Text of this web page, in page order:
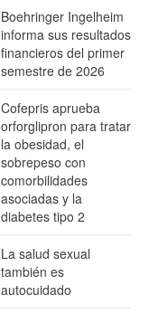
Boehringer Ingelheim
informa sus resultados
financieros del primer
semestre de 2026
Cofepris aprueba
orforglipron para tratar
la obesidad, el
sobrepeso con
comorbilidades
asociadas y la
diabetes tipo 2
La salud sexual
también es
autocuidado